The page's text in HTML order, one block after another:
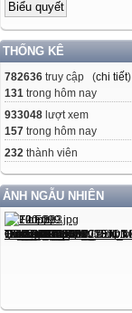
THỐNG KÊ
782636 truy cập (chi tiết)
131 trong hôm nay
933048 lượt xem
157 trong hôm nay
232 thành viên
ẢNH NGẪU NHIÊN